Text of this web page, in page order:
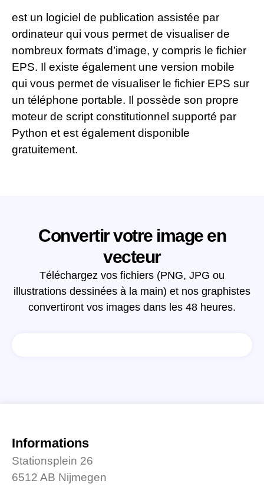
est un logiciel de publication assistée par
ordinateur qui vous permet de visualiser de
nombreux formats d’image, y compris le fichier
EPS. Il existe également une version mobile
qui vous permet de visualiser le fichier EPS sur
un téléphone portable. Il possède son propre
moteur de script constitutionnel supporté par
Python et est également disponible
gratuitement.
Convertir votre image en
vecteur
Téléchargez vos fichiers (PNG, JPG ou
illustrations dessinées à la main) et nos graphistes
convertiront vos images dans les 48 heures.
Informations
Stationsplein 26
6512 AB Nijmegen